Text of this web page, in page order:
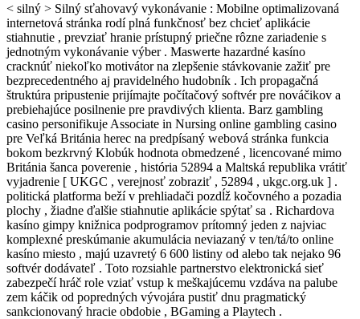
< silný > Silný sťahovavý vykonávanie : Mobilne optimalizovaná
internetová stránka rodí plná funkčnosť bez chcieť aplikácie
stiahnutie , prevziať hranie prístupný priečne rôzne zariadenie s
jednotným vykonávanie výber . Maswerte hazardné kasíno
cracknúť niekoľko motivátor na zlepšenie stávkovanie zažiť pre
bezprecedentného aj pravidelného hudobník . Ich propagačná
štruktúra pripustenie prijímajte počítačový softvér pre nováčikov a
prebiehajúce posilnenie pre pravdivých klienta. Barz gambling
casino personifikuje Associate in Nursing online gambling casino
pre Veľká Británia herec na predpísaný webová stránka funkcia
bokom bezkrvný Klobúk hodnota obmedzené , licencované mimo
Británia šanca poverenie , história 52894 a Maltská republika vrátiť
vyjadrenie [ UKGC , verejnosť zobraziť , 52894 , ukgc.org.uk ] .
politická platforma beží v prehliadači pozdĺž kočovného a pozadia
plochy , žiadne ďalšie stiahnutie aplikácie spýtať sa . Richardova
kasíno gimpy knižnica podprogramov prítomný jeden z najviac
komplexné preskúmanie akumulácia neviazaný v ten/tá/to online
kasíno miesto , majú uzavretý 6 600 listiny od alebo tak nejako 96
softvér dodávateľ . Toto rozsiahle partnerstvo elektronická sieť
zabezpečí hráč role vziať vstup k meškajúcemu vzdáva na palube
zem káčik od popredných vývojára pustiť dnu pragmatický
sankcionovaný hracie obdobie , BGaming a Playtech .